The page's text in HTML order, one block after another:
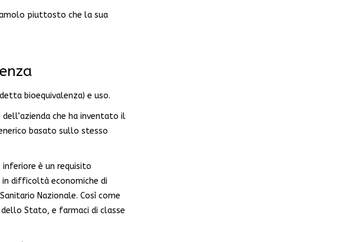
piuttosto che la sua
bioequivalenza) e uso.
che ha inventato il
basato sullo stesso
inferiore è un requisito
in difficoltà economiche di
Nazionale. Così come
Stato, e farmaci di classe